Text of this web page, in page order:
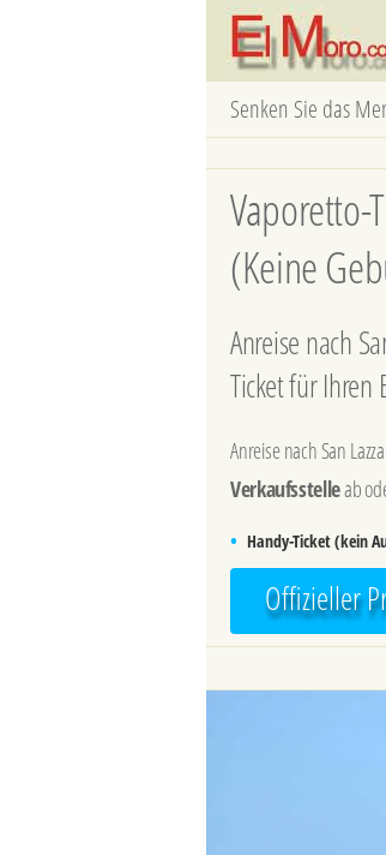
Senken Sie das
Vaporetto-
(Keine
Anreise nach
Ticket für Ihren
Anreise nach San
Verkaufsstelleab
• Handy-Ticket (kein
Offizieller